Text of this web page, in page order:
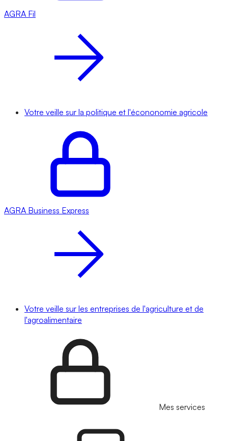
AGRA Fil
Votre veille sur la politique et l'écononomie agricole
AGRA Business Express
Votre veille sur les entreprises de l'agriculture et de
l'agroalimentaire
Mes services